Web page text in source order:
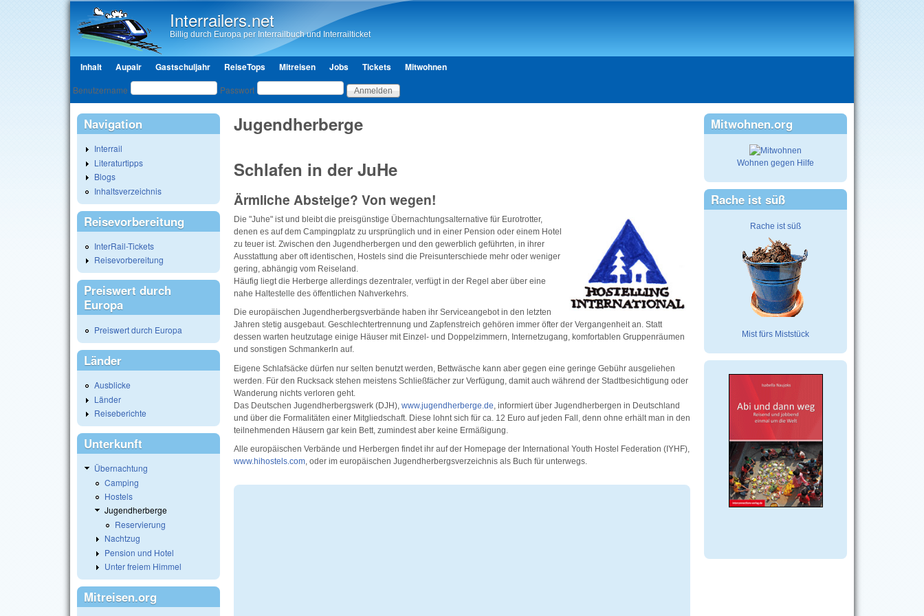
Interrailers.net
Billig durch Europa per Interrailbuch und Interrailticket
Hauptmenü
Inhalt Aupair Gastschuljahr ReiseTops Mitreisen Jobs Tickets Mitwohnen
Benutzeranmeldung
Benutzername Passwort
Jugendherberge
Schlafen in der JuHe
Ärmliche Absteige? Von wegen!
Die "Juhe" ist und bleibt die preisgünstige Übernachtungsalternative für Eurotrotter,
denen es auf dem Campingplatz zu ursprünglich und in einer Pension oder einem Hotel
zu teuer ist. Zwischen den Jugendherbergen und den gewerblich geführten, in ihrer
Ausstattung aber oft identischen, Hostels sind die Preisunterschiede mehr oder weniger
gering, abhängig vom Reiseland.
Häufig liegt die Herberge allerdings dezentraler, verfügt in der Regel aber über eine
nahe Haltestelle des öffentlichen Nahverkehrs.
Die europäischen Jugendherbergsverbände haben ihr Serviceangebot in den letzten
Jahren stetig ausgebaut. Geschlechtertrennung und Zapfenstreich gehören immer öfter der Vergangenheit an. Statt
dessen warten heutzutage einige Häuser mit Einzel- und Doppelzimmern, Internetzugang, komfortablen Gruppenräumen
und sonstigen Schmankerln auf.
Eigene Schlafsäcke dürfen nur selten benutzt werden, Bettwäsche kann aber gegen eine geringe Gebühr ausgeliehen
werden. Für den Rucksack stehen meistens Schließfächer zur Verfügung, damit auch während der Stadtbesichtigung oder
Wanderung nichts verloren geht.
Das Deutschen Jugendherbergswerk (DJH), www.jugendherberge.de, informiert über Jugendherbergen in Deutschland
und über die Formalitäten einer Mitgliedschaft. Diese lohnt sich für ca. 12 Euro auf jeden Fall, denn ohne erhält man in den
teilnehmenden Häusern gar kein Bett, zumindest aber keine Ermäßigung.
Alle europäischen Verbände und Herbergen findet ihr auf der Homepage der International Youth Hostel Federation (IYHF),
www.hihostels.com, oder im europäischen Jugendherbergsverzeichnis als Buch für unterwegs.
Navigation
Interrail
Literaturtipps
Blogs
Inhaltsverzeichnis
Reisevorbereitung
InterRail-Tickets
Reisevorbereitung
Preiswert durch
Europa
Preiswert durch Europa
Länder
Ausblicke
Länder
Reiseberichte
Unterkunft
Übernachtung
Camping
Hostels
Jugendherberge
Reservierung
Nachtzug
Pension und Hotel
Unter freiem Himmel
Mitreisen.org
Mitwohnen.org
Wohnen gegen Hilfe
Rache ist süß
Rache ist süß
Mist fürs Miststück